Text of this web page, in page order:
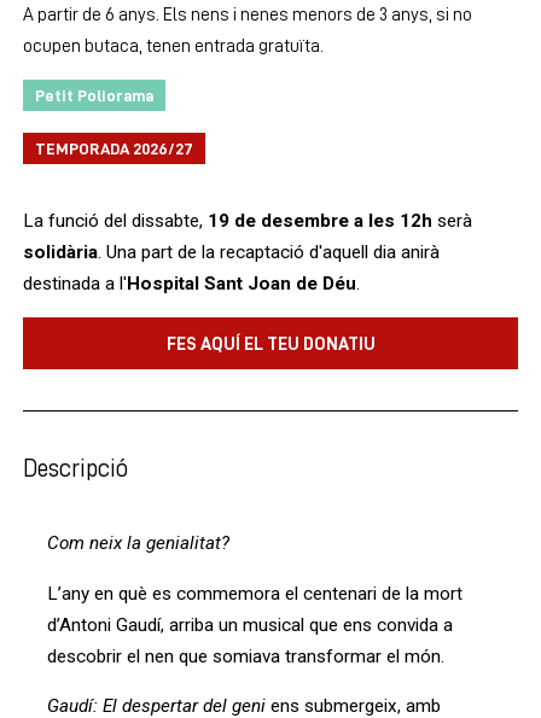
A partir de 6 anys. Els nens i nenes menors de 3 anys, si no
ocupen butaca, tenen entrada gratuïta.
Petit Poliorama
TEMPORADA 2026/27
La funció del dissabte, 19 de desembre a les 12h serà
solidària. Una part de la recaptació d'aquell dia anirà
destinada a l'Hospital Sant Joan de Déu.
FES AQUÍ EL TEU DONATIU
Descripció
Com neix la genialitat?
L’any en què es commemora el centenari de la mort
d’Antoni Gaudí, arriba un musical que ens convida a
descobrir el nen que somiava transformar el món.
Gaudí: El despertar del geni ens submergeix, amb